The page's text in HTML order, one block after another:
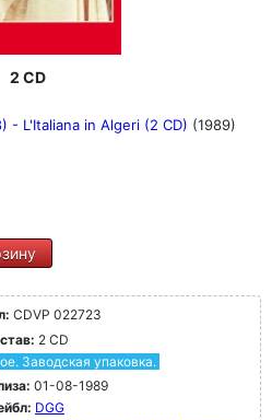
2 CD
- L'Italiana in Algeri (2 CD) (1989)
CDVP 022723
2 CD
Заводская упаковка.
01-08-1989
DGG